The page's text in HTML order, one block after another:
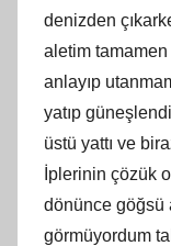
denizden
aletim
anlayıp
yatıp
üstü yattı ve
İplerinin çözük
dönünce göğsü
görmüyordum